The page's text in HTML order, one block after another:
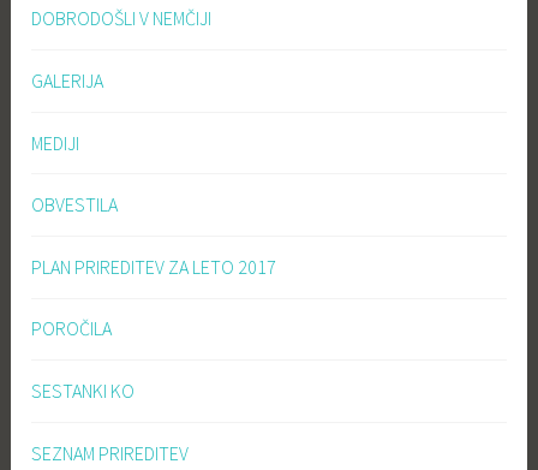
DOBRODOŠLI V NEMČIJI
GALERIJA
MEDIJI
OBVESTILA
PLAN PRIREDITEV ZA LETO 2017
POROČILA
SESTANKI KO
SEZNAM PRIREDITEV